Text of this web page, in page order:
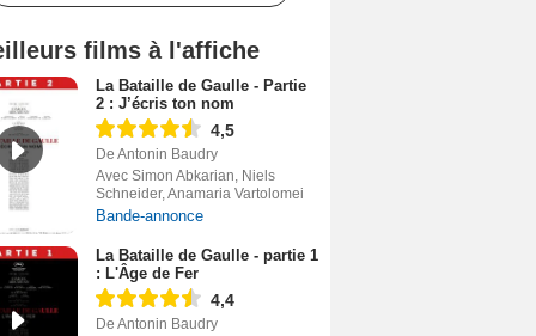
films à l'affiche
La Bataille de Gaulle - Partie
2 : J’écris ton nom
4,5
De Antonin Baudry
Avec Simon Abkarian, Niels
Schneider, Anamaria Vartolomei
Bande-annonce
La Bataille de Gaulle - partie 1
: L'Âge de Fer
4,4
De Antonin Baudry